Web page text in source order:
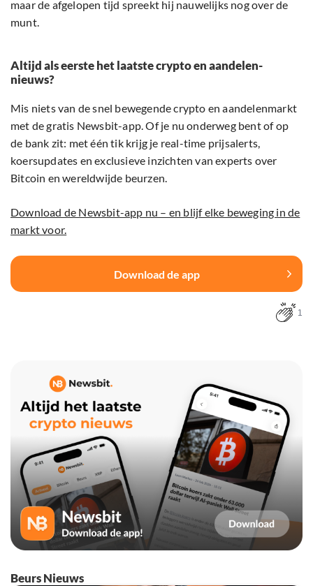
maar de afgelopen tijd spreekt hij nauwelijks nog over de
munt.
Altijd als eerste het laatste crypto en aandelen-
nieuws?
Mis niets van de snel bewegende crypto en aandelenmarkt
met de gratis Newsbit-app. Of je nu onderweg bent of op
de bank zit: met één tik krijg je real-time prijsalerts,
koersupdates en exclusieve inzichten van experts over
Bitcoin en wereldwijde beurzen.
Download de Newsbit-app nu – en blijf elke beweging in de
markt voor.
Download de app
1
Beurs Nieuws